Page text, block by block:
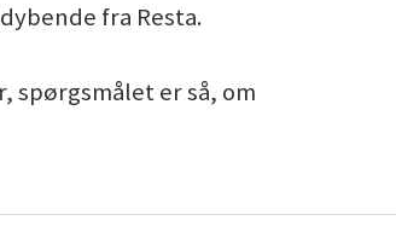
fra Resta.
spørgsmålet er så, om